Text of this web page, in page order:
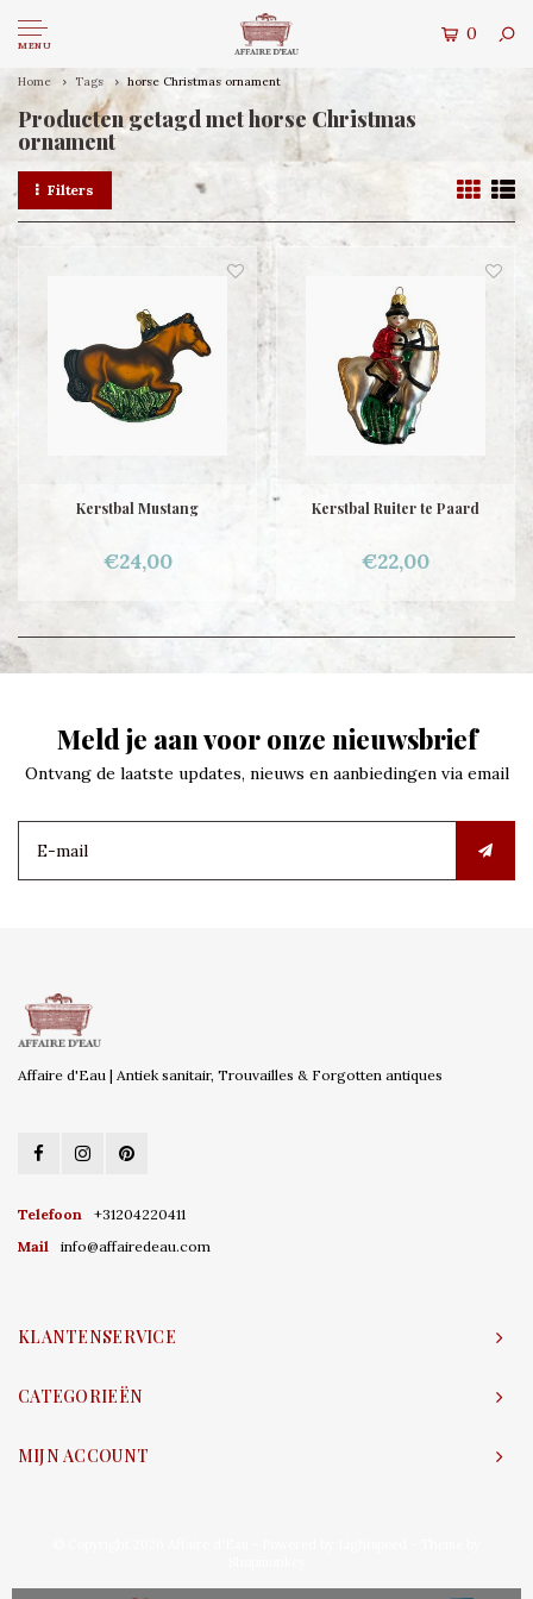
MENU
0
Home Tags horse Christmas ornament
Producten getagd met horse Christmas
ornament
Filters
Kerstbal Mustang
€24,00
Kerstbal Ruiter te Paard
€22,00
Meld je aan voor onze nieuwsbrief
Ontvang de laatste updates, nieuws en aanbiedingen via email
Affaire d'Eau | Antiek sanitair, Trouvailles & Forgotten antiques
Telefoon
+31204220411
Mail
info@affairedeau.com
KLANTENSERVICE
CATEGORIEËN
MIJN ACCOUNT